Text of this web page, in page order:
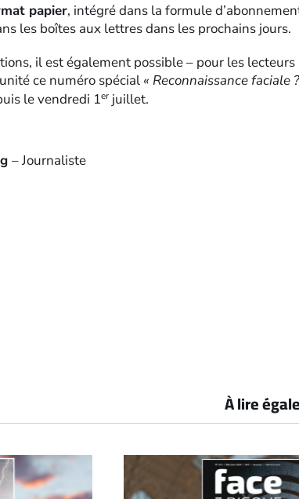
papier, intégré dans la formule
les boîtes aux lettres dans les prochains jours.
il est également possible – pour les lecteurs
ce numéro spécial « Reconnaissance faciale
le vendredi 1erjuillet.
– Journaliste
À lire